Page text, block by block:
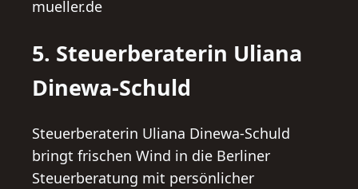
mueller.de
5. Steuerberaterin Uliana
Dinewa-Schuld
Steuerberaterin Uliana Dinewa-Schuld
bringt frischen Wind in die Berliner
Steuerberatung mit persönlicher